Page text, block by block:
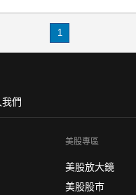
物第一名 交換禮物最想收
1
們
美股專區
美股放大鏡
美股股市